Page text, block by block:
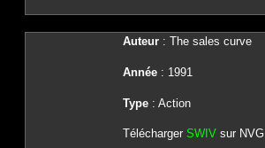
Auteur: The sales curve
Année: 1991
Type: Action
Télécharger SWIVsur NVG